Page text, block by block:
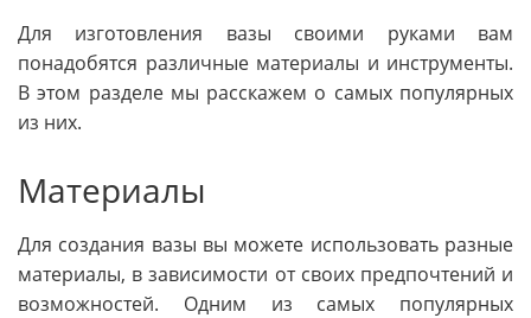
Для изготовления вазы своими руками вам
понадобятся различные материалы и инструменты.
В этом разделе мы расскажем о самых популярных
из них.
Материалы
Для создания вазы вы можете использовать разные
материалы, в зависимости от своих предпочтений и
возможностей. Одним из самых популярных